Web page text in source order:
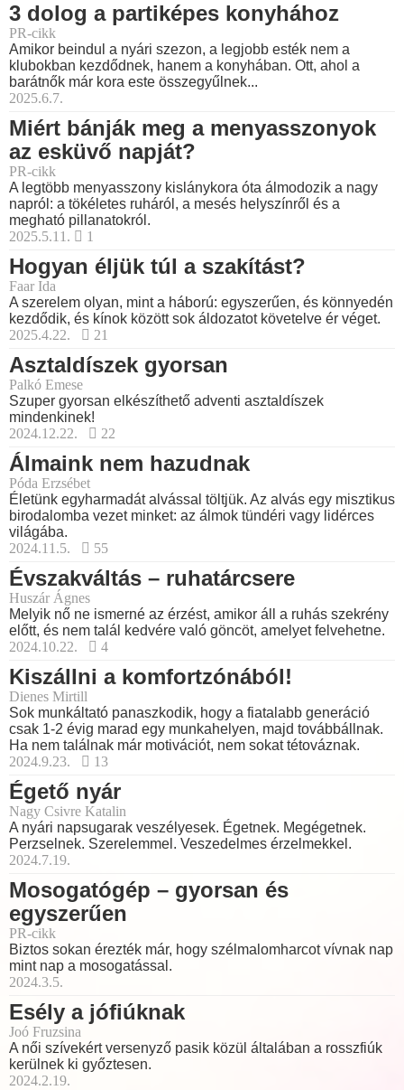
3 dolog a partiképes konyhához
PR-cikk
Amikor beindul a nyári szezon, a legjobb esték nem a
klubokban kezdődnek, hanem a konyhában. Ott, ahol a
barátnők már kora este összegyűlnek...
2025.6.7.
Miért bánják meg a menyasszonyok
az esküvő napját?
PR-cikk
A legtöbb menyasszony kislánykora óta álmodozik a nagy
napról: a tökéletes ruháról, a mesés helyszínről és a
megható pillanatokról.
2025.5.11.
1
Hogyan éljük túl a szakítást?
Faar Ida
A szerelem olyan, mint a háború: egyszerűen, és könnyedén
kezdődik, és kínok között sok áldozatot követelve ér véget.
2025.4.22.
21
Asztaldíszek gyorsan
Palkó Emese
Szuper gyorsan elkészíthető adventi asztaldíszek
mindenkinek!
2024.12.22.
22
Álmaink nem hazudnak
Póda Erzsébet
Életünk egyharmadát alvással töltjük. Az alvás egy misztikus
birodalomba vezet minket: az álmok tündéri vagy lidérces
világába.
2024.11.5.
55
Évszakváltás – ruhatárcsere
Huszár Ágnes
Melyik nő ne ismerné az érzést, amikor áll a ruhás szekrény
előtt, és nem talál kedvére való göncöt, amelyet felvehetne.
2024.10.22.
4
Kiszállni a komfortzónából!
Dienes Mirtill
Sok munkáltató panaszkodik, hogy a fiatalabb generáció
csak 1-2 évig marad egy munkahelyen, majd továbbállnak.
Ha nem találnak már motivációt, nem sokat tétováznak.
2024.9.23.
13
Égető nyár
Nagy Csivre Katalin
A nyári napsugarak veszélyesek. Égetnek. Megégetnek.
Perzselnek. Szerelemmel. Veszedelmes érzelmekkel.
2024.7.19.
Mosogatógép – gyorsan és
egyszerűen
PR-cikk
Biztos sokan érezték már, hogy szélmalomharcot vívnak nap
mint nap a mosogatással.
2024.3.5.
Esély a jófiúknak
Joó Fruzsina
A női szívekért versenyző pasik közül általában a rosszfiúk
kerülnek ki győztesen.
2024.2.19.